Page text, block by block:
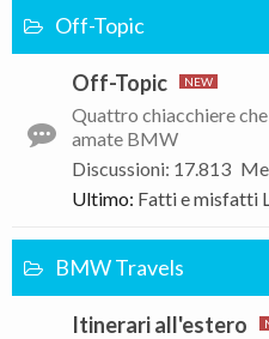
Off-Topic
Off-Topic
Quattro chiacchiere
amate BMW
Discussioni: 17.813
Ultimo: Fatti e misfatti
BMW Travels
Itinerari all'estero